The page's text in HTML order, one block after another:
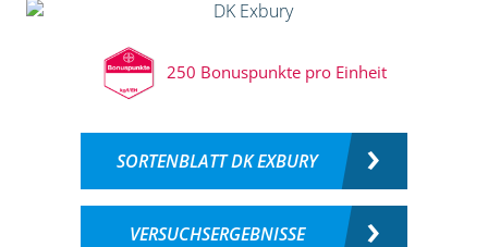
250 Bonuspunkte pro Einheit
SORTENBLATT DK EXBURY
VERSUCHSERGEBNISSE